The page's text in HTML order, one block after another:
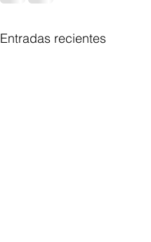
Entradas recientes